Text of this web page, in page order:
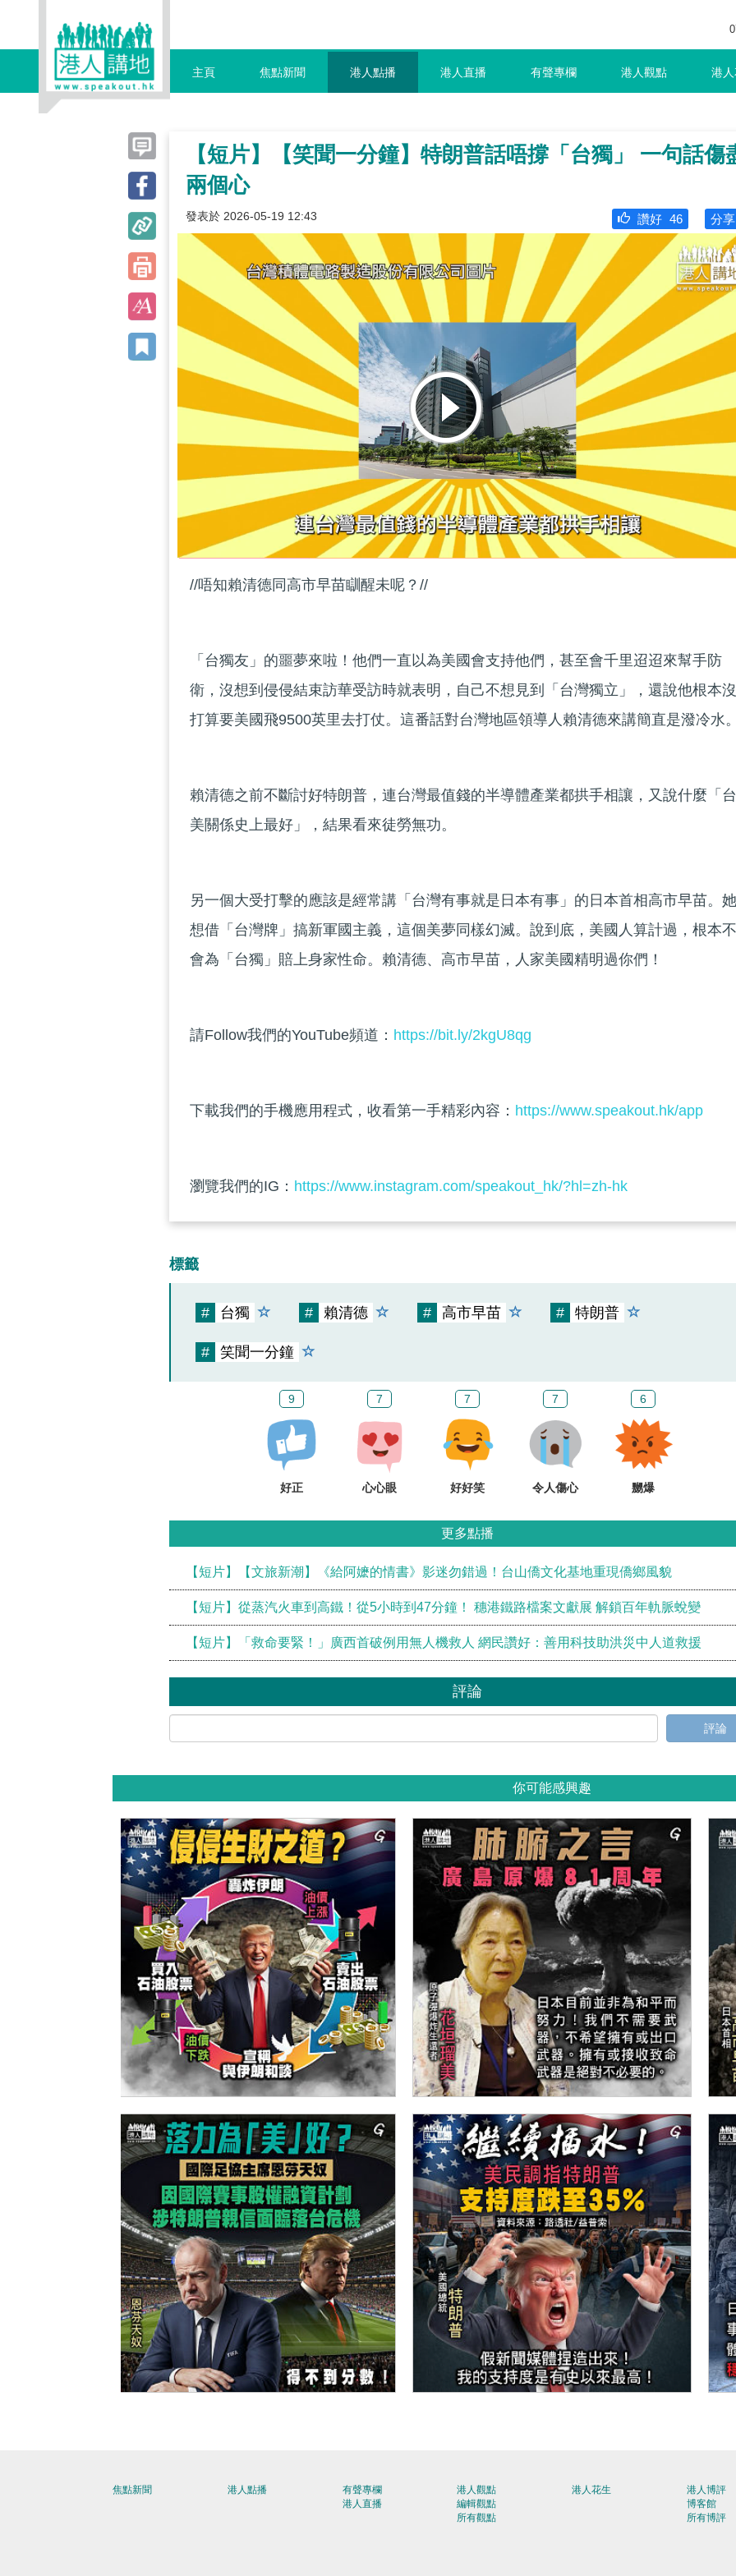
主頁 焦點新聞 港人點播 港人直播 有聲專欄 港人觀點 港
【短片】【笑聞一分鐘】特朗普話唔撐「台獨」 一句話傷
兩個心
發表於 2026-05-19 12:43 分享
讚好 46
//唔知賴清德同高市早苗瞓醒未呢？//
「台獨友」的噩夢來啦！他們一直以為美國會支持他們，甚至會千里迢迢來幫手防
衛，沒想到侵侵結束訪華受訪時就表明，自己不想見到「台灣獨立」，還說他根本沒
打算要美國飛9500英里去打仗。這番話對台灣地區領導人賴清德來講簡直是潑冷水
賴清德之前不斷討好特朗普，連台灣最值錢的半導體產業都拱手相讓，又說什麼「台
美關係史上最好」，結果看來徒勞無功。
另一個大受打擊的應該是經常講「台灣有事就是日本有事」的日本首相高市早苗。她
想借「台灣牌」搞新軍國主義，這個美夢同樣幻滅。說到底，美國人算計過，根本不
會為「台獨」賠上身家性命。賴清德、高市早苗，人家美國精明過你們！
請Follow我們的YouTube頻道： https://bit.ly/2kgU8qg
下載我們的手機應用程式，收看第一手精彩內容： https://www.speakout.hk/app
瀏覽我們的IG： https://www.instagram.com/speakout_hk/?hl=zh-hk
標籤
# 台獨 # 賴清德 # 高市早苗 # 特朗普
# 笑聞一分鐘
9
好正
7
心心眼
7
好好笑
7
令人傷心
6
嬲爆
更多點播
【短片】【文旅新潮】《給阿嬷的情書》影迷勿錯過！台山僑文化基地重現僑鄉風貌
【短片】從蒸汽火車到高鐵！從5小時到47分鐘！ 穗港鐵路檔案文獻展 解鎖百年軌脈蛻變
【短片】「救命要緊！」廣西首破例用無人機救人 網民讚好：善用科技助洪災中人道救援
評論
評論
你可能感興趣
焦點新聞 港人點播
有聲專欄
港人直播
港人觀點
編輯觀點
所有觀點
港人花生
港人博評
博客館
所有博評